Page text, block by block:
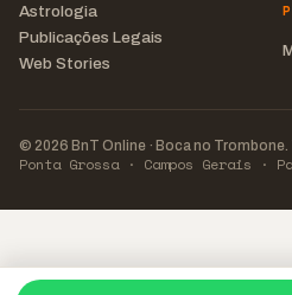
Astrologia
Publicações Legais
Web Stories
© 2026 BnT Online · Boca no
Ponta Grossa · Campos Gerais ·